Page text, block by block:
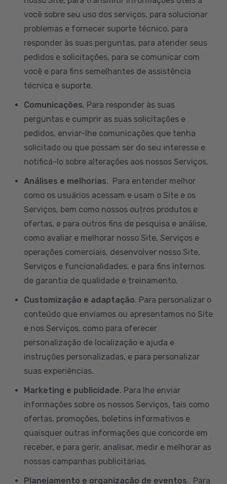
você sobre seu uso dos serviços, para solucionar
problemas e fornecer suporte técnico, para
responder às suas perguntas, para atender seus
pedidos e solicitações, para se comunicar com
você e para fins semelhantes de assistência
técnica e suporte.
Comunicações. Para responder às suas
perguntas e cumprir as suas solicitações e
pedidos, enviar-lhe comunicações que tenha
solicitado ou que possam ser do seu interesse e
notificá-lo sobre alterações aos nossos Serviços.
Análises e melhorias. Para entender melhor
como os usuários acessam e usam o Site e os
Serviços, bem como nossos outros produtos e
ofertas, e para outros fins de pesquisa e análise,
como avaliar e melhorar nosso Site, Serviços e
operações comerciais, desenvolver nosso Site,
Serviços e funcionalidades, e para fins internos
de garantia de qualidade e treinamento.
Customização e adaptação. Para personalizar o
conteúdo que enviamos ou apresentamos no Site
e nos Serviços, como para oferecer
personalização de localização e ajuda e
instruções personalizadas, e para personalizar
suas experiências.
Marketing e publicidade. Para lhe enviar
informações sobre os nossos Serviços, tais como
ofertas, promoções, boletins informativos e
quaisquer outras informações que concorde em
receber, e para gerir, analisar, medir e melhorar as
nossas campanhas publicitárias.
Planejamento e organização de eventos. Para